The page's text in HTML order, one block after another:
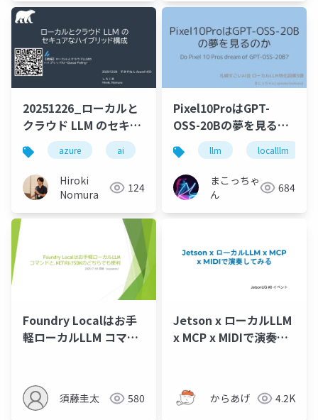
20251226_ローカルと
クラウド LLM のセキュ
アなハイブリッド構成
azure ai
Hiroki
Nomura
124
Pixel10ProはGPT-
OSS-20Bの夢を見るの
か
llm localllm
まこっちゃ
ん
684
Foundry Localはお手
軽ローカルLLM コマン
須藤圭太 580
Jetson x ローカルLLM
x MCP x MIDIで演奏し
からあげ 4.2K